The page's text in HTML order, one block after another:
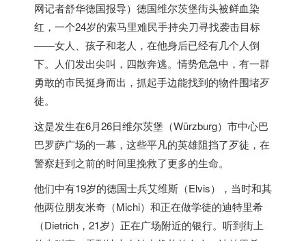
网记者舒华德国报导） 德国维尔茨堡街头被鲜血染
红，一个24岁的索马里难民手持尖刀寻找袭击目标
——女人、孩子和老人，在他身后已经有几个人倒
下。人们发出尖叫，四散奔逃。情势危急中，有一群
勇敢的市民挺身而出，抓起手边能找到的物件围堵歹
徒。
这是发生在6月26日维尔茨堡（Würzburg）市中心巴
巴罗萨广场的一幕，这些平凡的英雄阻挡了歹徒，在
警察赶到之前的时间里挽救了更多的生命。
他们中有19岁的德国士兵艾维斯（Elvis），当时和其
他两位朋友米奇（Michi）和正在做学徒的迪特里希
（Dietrich，21岁）正在广场附近的银行。听到街上